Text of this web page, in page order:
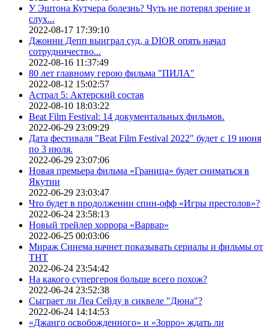
У Эштона Кутчера болезнь? Чуть не потерял зрение и
слух...
2022-08-17 17:39:10
Джонни Депп выиграл суд, а DIOR опять начал
сотрудничество...
2022-08-16 11:37:49
80 лет главному герою фильма "ПИЛА"
2022-08-12 15:02:57
Астрал 5: Актерский состав
2022-08-10 18:03:22
Beat Film Festival: 14 документальных фильмов.
2022-06-29 23:09:29
Дата фестиваля "Beat Film Festival 2022" будет с 19 июня
по 3 июля.
2022-06-29 23:07:06
Новая премьера фильма «Граница» будет сниматься в
Якутии
2022-06-29 23:03:47
Что будет в продолжении спин-офф «Игры престолов»?
2022-06-24 23:58:13
Новый трейлер хоррора «Варвар»
2022-06-25 00:03:06
Мираж Синема начнет показывать сериалы и фильмы от
ТНТ
2022-06-24 23:54:42
На какого супергероя больше всего похож?
2022-06-24 23:52:38
Сыграет ли Леа Сейду в сиквеле "Дюна"?
2022-06-24 14:14:53
«Джанго освобожденного» и «Зорро» ждать ли